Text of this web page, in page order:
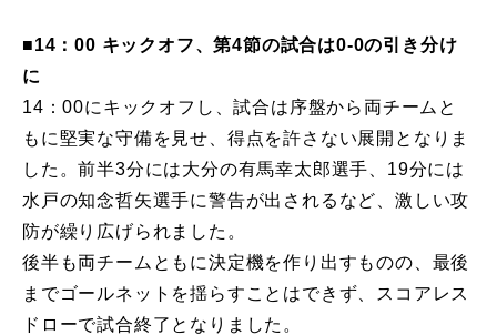
■14：00 キックオフ、第4節の試合は0-0の引き分け
に
14：00にキックオフし、試合は序盤から両チームと
もに堅実な守備を見せ、得点を許さない展開となりま
した。前半3分には大分の有馬幸太郎選手、19分には
水戸の知念哲矢選手に警告が出されるなど、激しい攻
防が繰り広げられました。
後半も両チームともに決定機を作り出すものの、最後
までゴールネットを揺らすことはできず、スコアレス
ドローで試合終了となりました。